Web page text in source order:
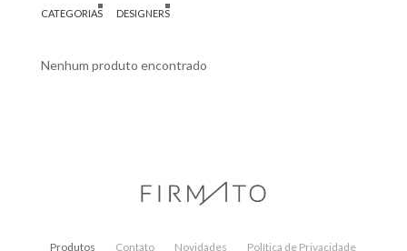
CATEGORIAS DESIGNERS
Nenhum produto encontrado
Produtos Contato Novidades
Política de Privacidade